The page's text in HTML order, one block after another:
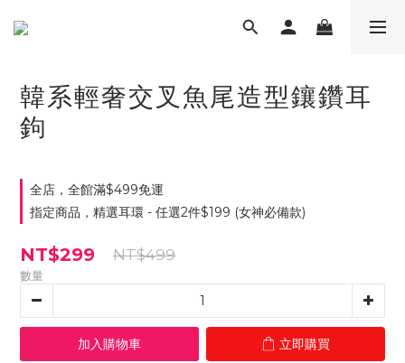
韓系輕奢交叉魚尾造型鑲鑽耳
鉤
全店，全館滿$499免運
指定商品，精選耳環 - 任選2件$199 (女神必備款)
NT$299 NT$499
數量
加入購物車 立即購買